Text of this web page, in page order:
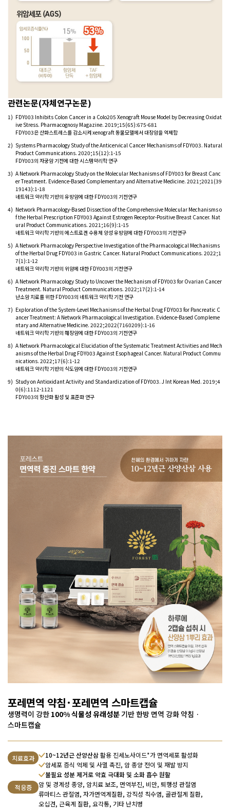
관련논문(자체연구논문)
1) FDY003 Inhibits Colon Cancer in a Colo205 Xenograft Mouse Model by Decreasing Oxidat
ive Stress. Pharmacognosy Magazine. 2019;15(65):675-681
FDY003은 산화스트레스를 감소시켜 xenograft 동물모델에서 대장암을 억제함
2) Systems Pharmacology Study of the Anticervical Cancer Mechanisms of FDY003. Natural
Product Communications. 2020;15(12):1-15
FDY003의 자궁암 기전에 대한 시스템약리학 연구
3) A Network Pharmacology Study on the Molecular Mechanisms of FDY003 for Breast Canc
er Treatment. Evidence-Based Complementary and Alternative Medicine. 2021;2021(39
19143):1-18
네트워크 약리학 기반의 유방암에 대한 FDY003의 기전연구
4) Network Pharmacology-Based Dissection of the Comprehensive Molecular Mechanisms o
f the Herbal Prescription FDY003 Against Estrogen Receptor-Positive Breast Cancer. Nat
ural Product Communications. 2021;16(9):1-15
네트워크 약리학 기반의 에스트로겐 수용체 양성 유방암에 대한 FDY003의 기전연구
5) A Network Pharmacology Perspective Investigation of the Pharmacological Mechanisms
of the Herbal Drug FDY003 in Gastric Cancer. Natural Product Communications. 2022;1
7(1):1-12
네트워크 약리학 기반의 위암에 대한 FDY003의 기전연구
6) A Network Pharmacology Study to Uncover the Mechanism of FDY003 for Ovarian Cancer
Treatment. Natural Product Communications. 2022;17(2):1-14
난소암 치료를 위한 FDY003의 네트워크 약리학 기전 연구
7) Exploration of the System-Level Mechanisms of the Herbal Drug FDY003 for Pancreatic C
ancer Treatment: A Network Pharmacological Investigation. Evidence-Based Compleme
ntary and Alternative Medicine. 2022;2022(7160209):1-16
네트워크 약리학 기반의 췌장암에 대한 FDY003의 기전연구
8) A Network Pharmacological Elucidation of the Systematic Treatment Activities and Mech
anisms of the Herbal Drug FDY003 Against Esophageal Cancer. Natural Product Commu
nications. 2022;17(6):1-12
네트워크 약리학 기반의 식도암에 대한 FDY003의 기전연구
9) Study on Antioxidant Activity and Standardization of FDY003. J Int Korean Med. 2019;4
0(6):1112-1121
FDY003의 항산화 활성 및 표준화 연구
포레면역 약침·포레면역 스마트캡슐
생명력이 강한 100% 식물성 유래성분 기반한방 면역 강화 약침 ·
스마트캡슐
치료효과 10~12년근 산양산삼활용 진세노사이드*가 면역세포 활성화
암세포 증식 억제 및 사멸 촉진, 암 종양 전이 및 재발 방지
불필요 성분 제거로 약효 극대화 및 소화 흡수 원할
적응증
암 및 경계성 종양, 암치료 보조, 면역부진, 비만, 퇴행성 관절염
류마티스 관절염, 자가면역계질환, 강직성 칙수염, 골관절계 질환,
오십견, 근육계 질환, 요각통, 기타 난치병